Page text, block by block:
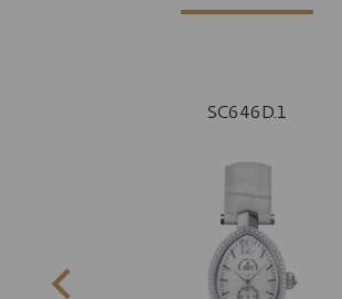
SC646D.1